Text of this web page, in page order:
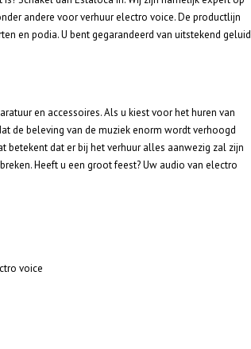
andere voor verhuur electro voice. De productlijn
en podia. U bent gegarandeerd van uitstekend geluid
en accessoires. Als u kiest voor het huren van
de beleving van de muziek enorm wordt verhoogd
betekent dat er bij het verhuur alles aanwezig zal zijn
Heeft u een groot feest? Uw audio van electro